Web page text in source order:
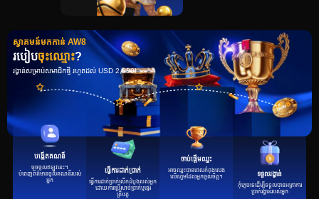
ស្វាគមន៍មកកាន់ AW8
របៀបចុះឈ្មោះ?
រង្វាន់សម្រាប់សមាជិកថ្មី រហូតដល់ USD 2,880!
បង្កើតគណនី
ចុចចូលឥឡូវនេះ។
បំពេញព័ត៌មានចូលគណនីរបស់
អ្នក
ធ្វើការដាក់ប្រាក់
ធ្វើការដាក់ប្រាក់លើកដំបូងរបស់អ្នក
ដោយការប្រើសាច់ប្រាក់ឬផ្ទេរ
គ្រីបតូ
ចាប់ផ្តើមឈ្នះ
អាចឈ្នះបានពេលកំពុងលេង
លើហ្គេមដែលអ្នកចូលចិត្ត។
ទទួលរង្វាន់
កុំភ្លេចទេដើម្បីទទួលបានអត្រាការ
ប្រាក់រង្វាន់របស់អ្នក